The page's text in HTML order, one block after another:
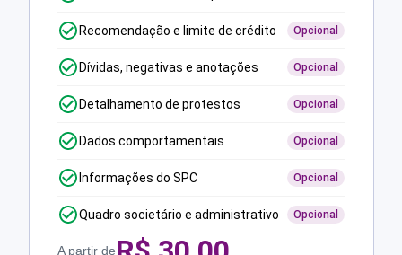
Recomendação e limite de crédito Opcional
Dívidas, negativas e anotações Opcional
Detalhamento de protestos Opcional
Dados comportamentais Opcional
Informações do SPC Opcional
Quadro societário e administrativo Opcional
A partir de